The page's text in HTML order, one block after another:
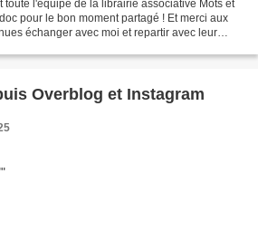
toute l'équipe de la librairie associative Mots et
pour le bon moment partagé ! Et merci aux
échanger avec moi et repartir avec leur
Article publié depuis Overblog et Instagram